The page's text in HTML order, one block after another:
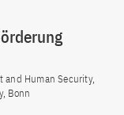
Human Security,
Bonn